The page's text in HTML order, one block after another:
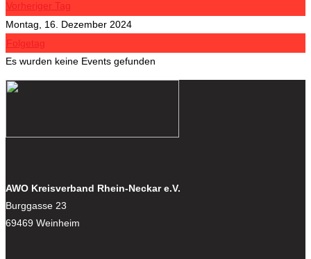
Vorheriger Tag
Montag, 16. Dezember 2024
Folgetag
Es wurden keine Events gefunden
AWO Kreisverband Rhein-Neckar e.V.
Burggasse 23
69469 Weinheim